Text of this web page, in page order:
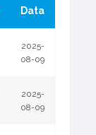
Data
2025-
08-09
2025-
08-09